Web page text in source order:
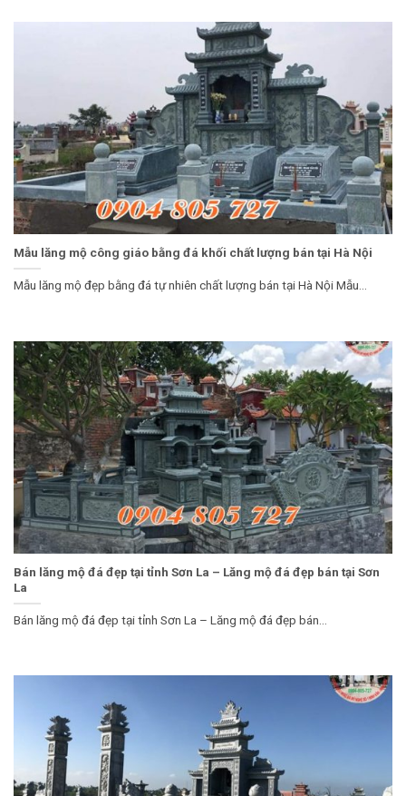
Mẫu lăng mộ công giáo bằng đá khối chất lượng bán tại Hà Nội
Mẫu lăng mộ đẹp bằng đá tự nhiên chất lượng bán tại Hà Nội Mẫu...
Bán lăng mộ đá đẹp tại tỉnh Sơn La – Lăng mộ đá đẹp bán tại Sơn
La
Bán lăng mộ đá đẹp tại tỉnh Sơn La – Lăng mộ đá đẹp bán...